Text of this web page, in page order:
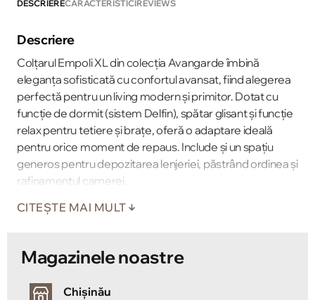
DESCRIERECARACTERISTICIREVIEWS
Descriere
Colțarul Empoli XL din colecția Avangarde îmbină
eleganța sofisticată cu confortul avansat, fiind alegerea
perfectă pentru un living modern și primitor. Dotat cu
funcție de dormit (sistem Delfin), spătar glisant și funcție
relax pentru tetiere și brațe, oferă o adaptare ideală
pentru orice moment de repaus. Include și un spațiu
generos pentru depozitarea lenjeriei, păstrând ordinea și
rafinamentul camerei.
CITEȘTE MAI MULT
Magazinele noastre
Chișinău